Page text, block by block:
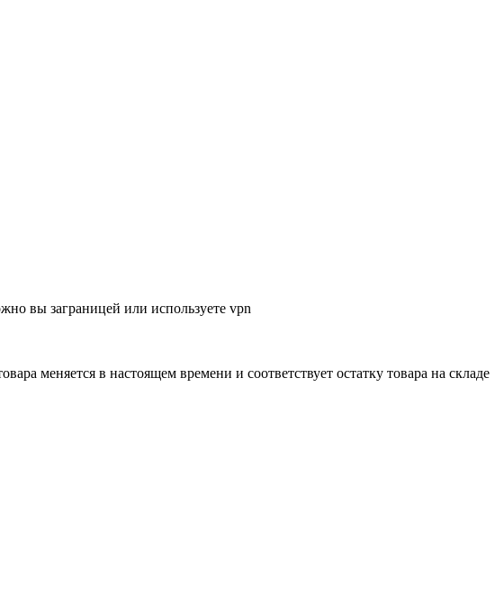
вы заграницей или используете vpn
меняется в настоящем времени и соответствует остатку товара на складе